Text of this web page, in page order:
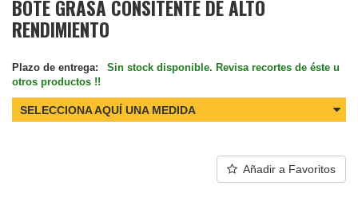
BOTE GRASA CONSITENTE DE ALTO
RENDIMIENTO
Plazo de entrega:
Sin stock disponible. Revisa recortes de éste u
otros productos !!
SELECCIONA AQUÍ UNA MEDIDA
Añadir a Favoritos